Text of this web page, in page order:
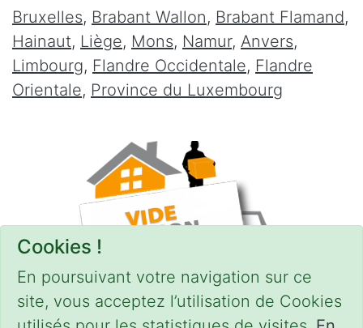
Cookies !
En poursuivant votre navigation sur ce
site, vous acceptez l’utilisation de Cookies
Bruxelles, Brabant Wallon, Brabant Flamand,
Hainaut, Liège, Mons, Namur, Anvers,
Limbourg, Flandre Occidentale, Flandre
Orientale, Province du Luxembourg